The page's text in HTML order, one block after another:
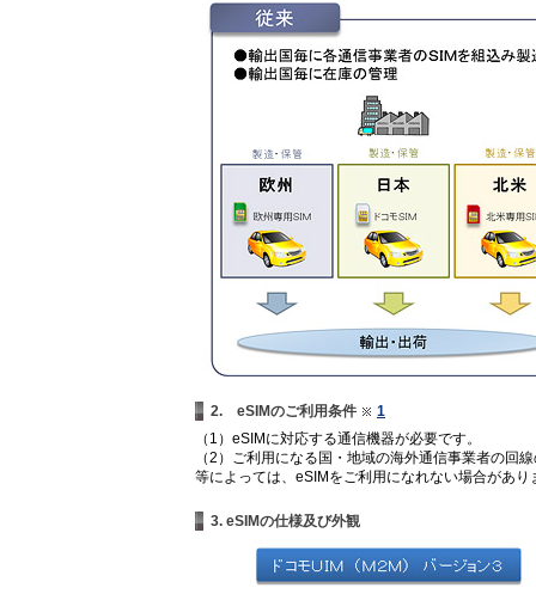
2. eSIMのご利用条件
1
（1）eSIMに対応する通信機器が必要です。
（2）ご利用になる国・地域の海外通信事業者の回
等によっては、eSIMをご利用になれない場合があり
3. eSIMの仕様及び外観